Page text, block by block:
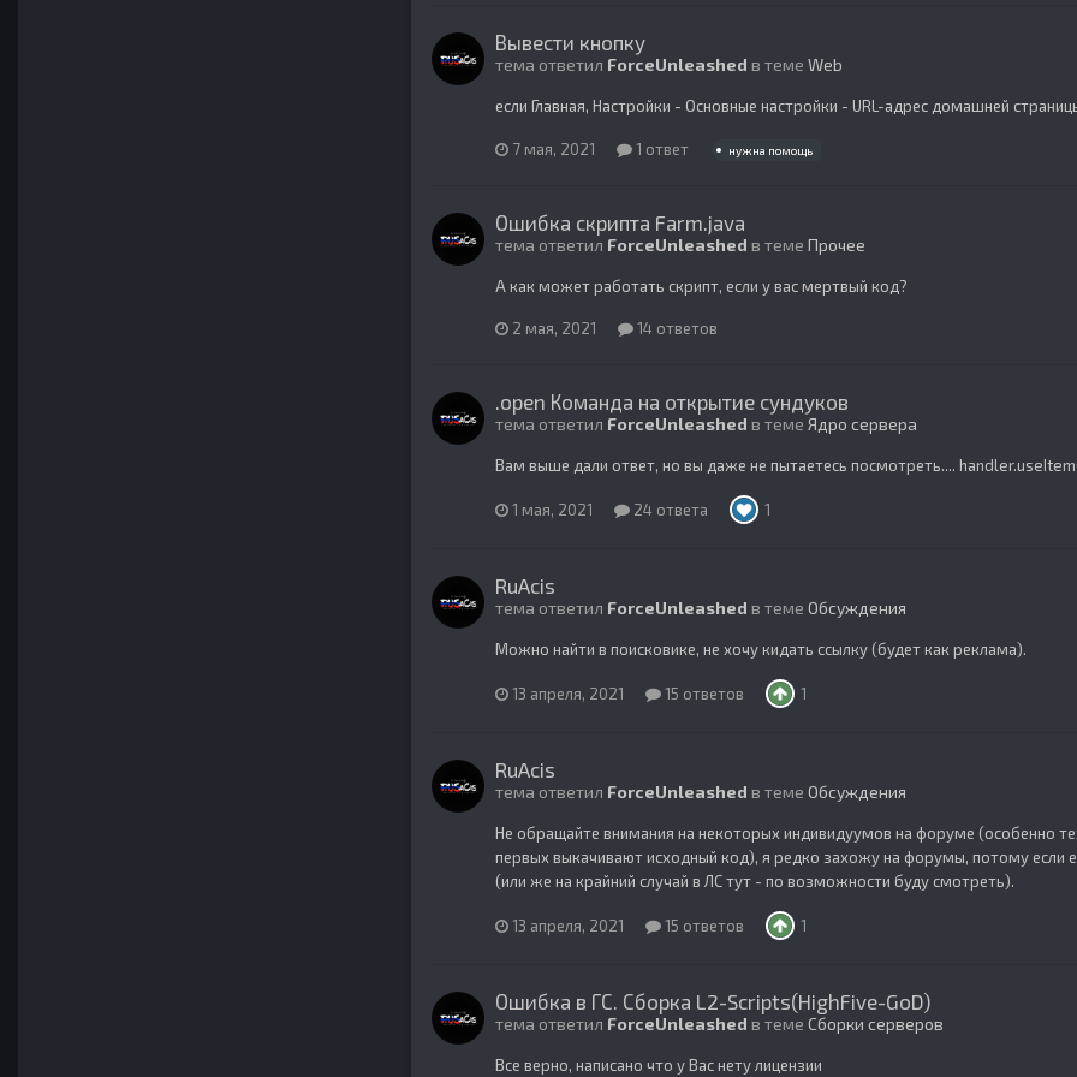
Вывести кнопку
тема ответил ForceUnleashed в теме Web
если Главная, Настройки - Основные настройки - URL-адрес домашней
7 мая, 2021 1 ответ нужна помощь
Ошибка скрипта Farm.java
тема ответил ForceUnleashed в теме Прочее
А как может работать скрипт, если у вас мертвый код?
2 мая, 2021 14 ответов
.open Команда на открытие сундуков
тема ответил ForceUnleashed в теме Ядро сервера
Вам выше дали ответ, но вы даже не пытаетесь посмотреть....
1 мая, 2021 24 ответа 1
RuAcis
тема ответил ForceUnleashed в теме Обсуждения
Можно найти в поисковике, не хочу кидать ссылку (будет как реклама).
13 апреля, 2021 15 ответов 1
RuAcis
тема ответил ForceUnleashed в теме Обсуждения
Не обращайте внимания на некоторых индивидуумов на форуме (особенно
первых выкачивают исходный код), я редко захожу на форумы, потому
(или же на крайний случай в ЛС тут - по возможности буду смотреть).
13 апреля, 2021 15 ответов 1
Ошибка в ГС. Сборка L2-Scripts(HighFive-GoD)
тема ответил ForceUnleashed в теме Сборки серверов
Все верно, написано что у Вас нету лицензии